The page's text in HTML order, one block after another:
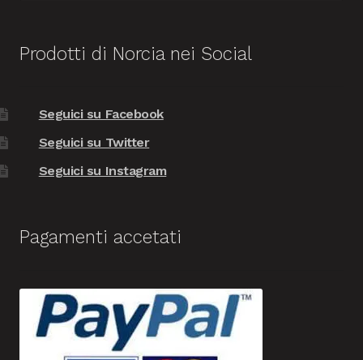
Prodotti di Norcia nei Social
Seguici su Facebook
Seguici su Twitter
Seguici su Instagram
Pagamenti accetati